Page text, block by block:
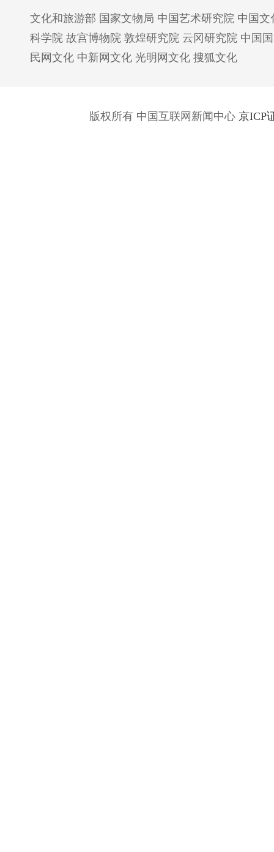
文化和旅游部 国家文物局 中国艺术研究院 中国文
科学院 故宫博物院 敦煌研究院 云冈研究院 中国
民网文化 中新网文化 光明网文化 搜狐文化
版权所有 中国互联网新闻中心 京ICP